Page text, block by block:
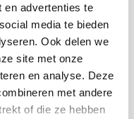
en advertenties te
media te bieden
Ook delen we
site met onze
en analyse. Deze
met andere
of die ze hebben
– ideaal voor elke